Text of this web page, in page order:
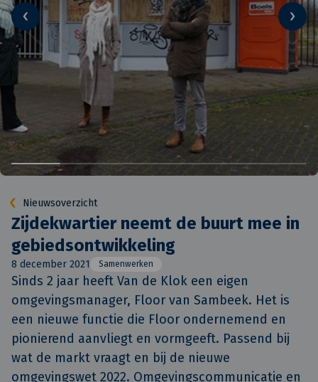
Nieuwsoverzicht
Zijdekwartier neemt de buurt mee in
gebiedsontwikkeling
8 december 2021 Samenwerken
Sinds 2 jaar heeft Van de Klok een eigen
omgevingsmanager, Floor van Sambeek. Het is
een nieuwe functie die Floor ondernemend en
pionierend aanvliegt en vormgeeft. Passend bij
wat de markt vraagt en bij de nieuwe
omgevingswet 2022. Omgevingscommunicatie en